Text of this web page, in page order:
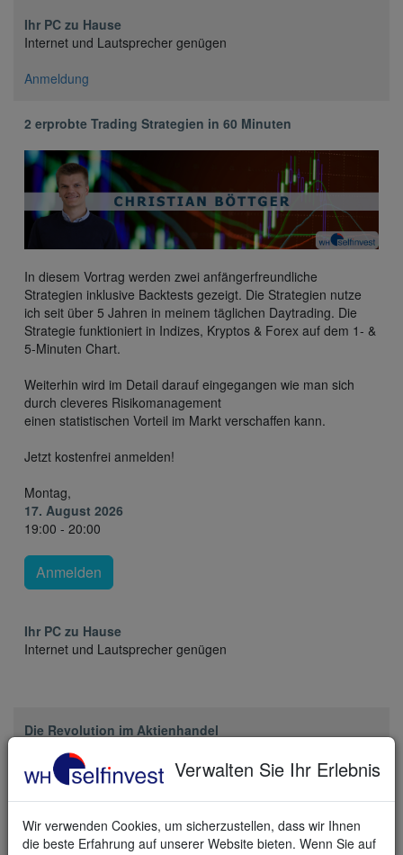
Ihr PC zu Hause
Internet und Lautsprecher genügen
Anmeldung
2 erprobte Trading Strategien in 60 Minuten
In diesem Vortrag werden zwei anfängerfreundliche
Strategien inklusive Backtests gezeigt. Die Strategien nutze
ich seit über 5 Jahren in meinem täglichen Daytrading. Die
Strategie funktioniert in Indizes, Kryptos & Forex auf dem 1- &
5-Minuten Chart.
Weiterhin wird im Detail darauf eingegangen wie man sich
durch cleveres Risikomanagement
einen statistischen Vorteil im Markt verschaffen kann.
Jetzt kostenfrei anmelden!
Montag,
17. August 2026
19:00 - 20:00
Anmelden
Ihr PC zu Hause
Internet und Lautsprecher genügen
Die Revolution im Aktienhandel
Verwalten Sie Ihr Erlebnis
Wir verwenden Cookies, um sicherzustellen, dass wir Ihnen
die beste Erfahrung auf unserer Website bieten. Wenn Sie auf